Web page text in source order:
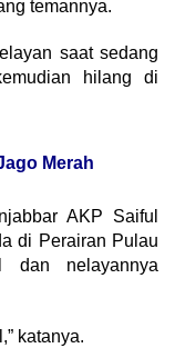
temannya.
saat sedang
hilang di
Merah
AKP Saiful
di Perairan Pulau
dan nelayannya
katanya.